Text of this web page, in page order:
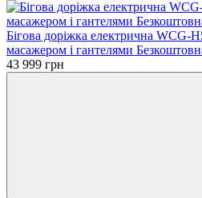
Бігова доріжка електрична WCG-
масажером і гантелями
43 999 грн